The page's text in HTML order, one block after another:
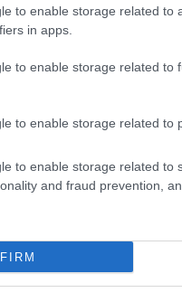
to enable storage related to
in apps.
to enable storage related to
to enable storage related to
to enable storage related to
and fraud prevention,